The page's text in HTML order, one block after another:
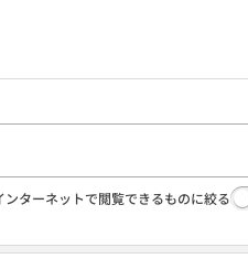
ンターネットで閲覧できるものに絞る